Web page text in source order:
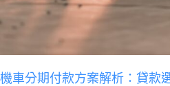
機車分期付款方案解析：貸款